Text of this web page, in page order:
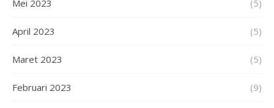
Mei 2023 (5)
April 2023 (5)
Maret 2023 (5)
Februari 2023 (9)